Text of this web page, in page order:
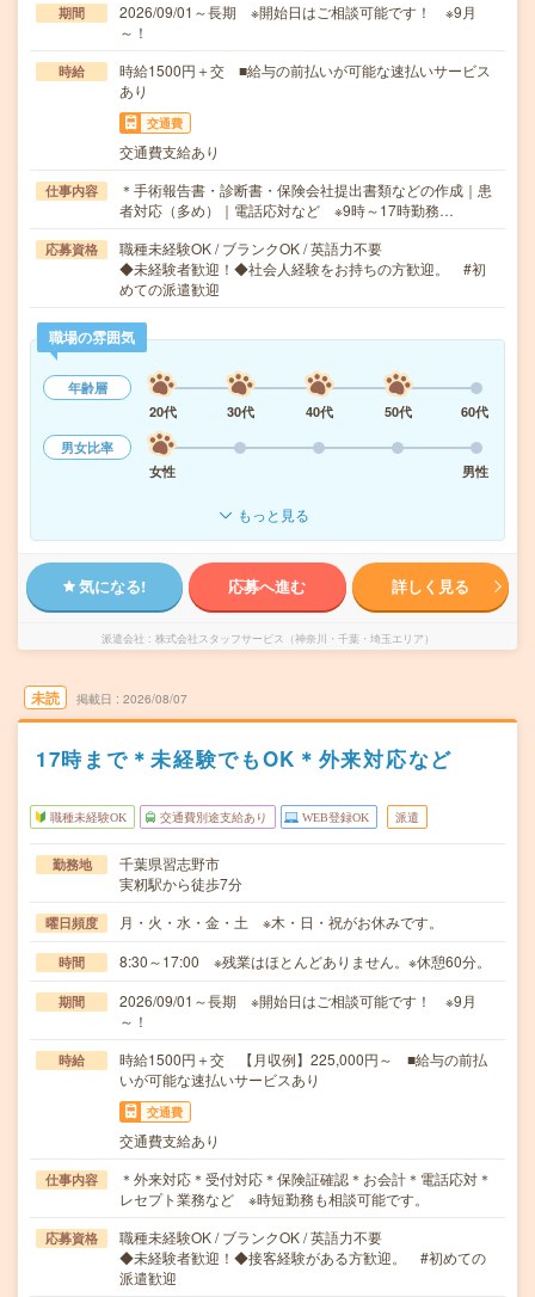
期間
2026/09/01～長期 ※開始日はご相談可能です！ ※9月
～！
時給
時給1500円＋交 ■給与の前払いが可能な速払いサービス
あり
交通費
交通費支給あり
仕事内容
＊手術報告書・診断書・保険会社提出書類などの作成｜患
者対応（多め）｜電話応対など ※9時～17時勤務…
応募資格
職種未経験OK / ブランクOK / 英語力不要
◆未経験者歓迎！◆社会人経験をお持ちの方歓迎。 #初
めての派遣歓迎
職場の雰囲気
年齢層
20代
30代 40代 50代
60代
男女比率
女性
男性
もっと見る
気になる! 応募へ進む 詳しく見る
派遣会社 株式会社スタッフサービス（神奈川・千葉・埼玉エリア）
未読 掲載日 2026/08/07
17時まで＊未経験でもOK＊外来対応など
職種未経験OK 交通費別途支給あり WEB登録OK 派遣
勤務地
千葉県習志野市
実籾駅から徒歩7分
曜日頻度 月・火・水・金・土 ※木・日・祝がお休みです。
時間 8:30～17:00 ※残業はほとんどありません。※休憩60分。
期間
2026/09/01～長期 ※開始日はご相談可能です！ ※9月
～！
時給
時給1500円＋交 【月収例】225,000円～ ■給与の前払
いが可能な速払いサービスあり
交通費
交通費支給あり
仕事内容
＊外来対応＊受付対応＊保険証確認＊お会計＊電話応対＊
レセプト業務など ※時短勤務も相談可能です。
応募資格
職種未経験OK / ブランクOK / 英語力不要
◆未経験者歓迎！◆接客経験がある方歓迎。 #初めての
派遣歓迎